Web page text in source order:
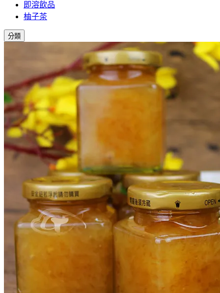
即溶飲品
柚子茶
分類